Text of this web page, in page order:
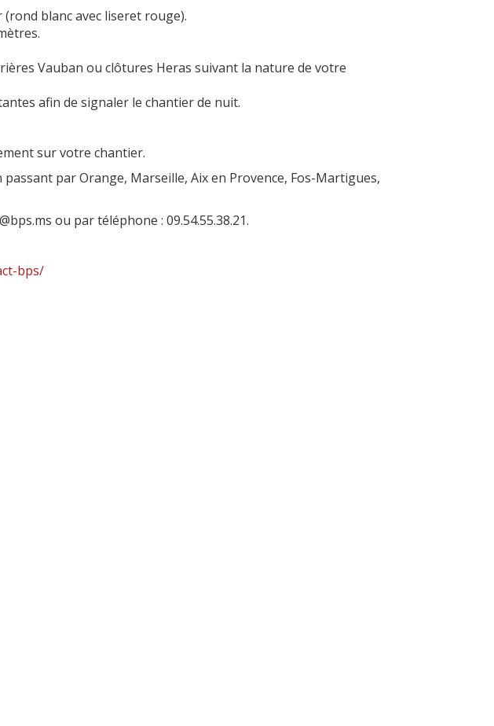
blanc avec liseret rouge).
Vauban ou clôtures Heras suivant la nature de votre
afin de signaler le chantier de nuit.
sur votre chantier.
par Orange, Marseille, Aix en Provence, Fos-Martigues,
ou par téléphone : 09.54.55.38.21.
bps/